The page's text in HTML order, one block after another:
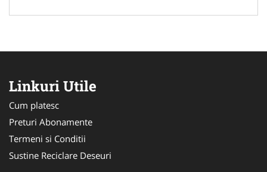
Linkuri Utile
Cum platesc
Preturi Abonamente
Termeni si Conditii
Sustine Reciclare Deseuri